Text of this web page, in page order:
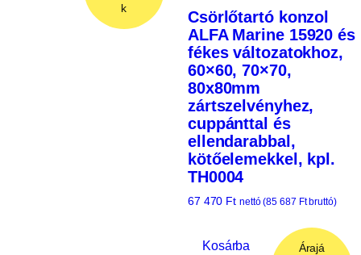
k
Csörlőtartó konzol
ALFA Marine 15920 és
fékes változatokhoz,
60×60, 70×70,
80x80mm
zártszelvényhez,
cuppánttal és
ellendarabbal,
kötőelemekkel, kpl.
TH0004
67 470 Ft nettó (85 687 Ftbruttó)
Kosárba
Árajá